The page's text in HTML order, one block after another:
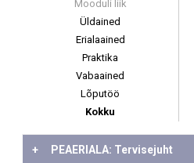
Mooduli liik
Üldained
Erialaained
Praktika
Vabaained
Lõputöö
Kokku
+ PEAERIALA: Tervisejuht